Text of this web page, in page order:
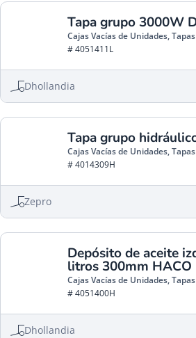
Tapa grupo 3000W
Cajas Vacías de Unidades,
# 4051411L
Dhollandia
Tapa grupo
Cajas Vacías de Unidades,
# 4014309H
Zepro
Depósito de aceite
litros 300mm HACO
Cajas Vacías de Unidades,
# 4051400H
Dhollandia